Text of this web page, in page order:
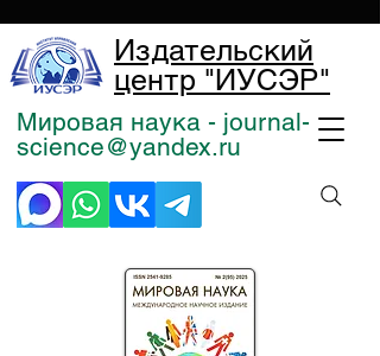
Издательский
центр "ИУСЭР"
Мировая наука - journal-
science@yandex.ru